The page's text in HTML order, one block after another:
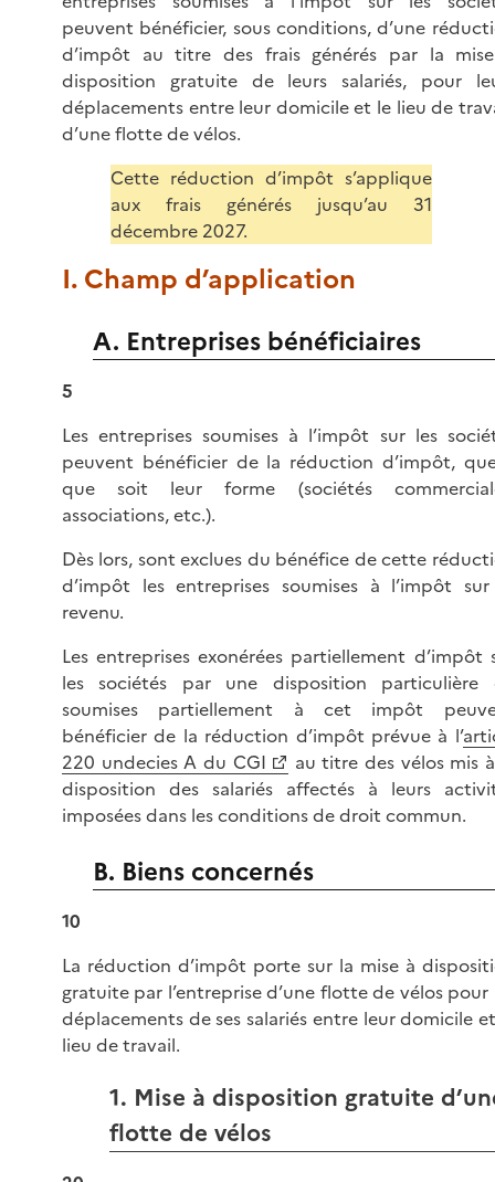
peuvent bénéficier, sous conditions, d’une
d’impôt au titre des frais générés par la
disposition gratuite de leurs salariés, pour
déplacements entre leur domicile et le lieu de
d’une flotte de vélos.
Cette réduction d’impôt s’applique
aux frais générés jusqu’au 31
décembre 2027.
I. Champ d’application
A. Entreprises bénéficiaires
5
Les entreprises soumises à l’impôt sur les
peuvent bénéficier de la réduction d’impôt,
que soit leur forme (sociétés
associations, etc.).
Dès lors, sont exclues du bénéfice de cette
d’impôt les entreprises soumises à l’impôt
revenu.
Les entreprises exonérées partiellement d’impôt
les sociétés par une disposition particulière
soumises partiellement à cet impôt
bénéficier de la réduction d’impôt prévue à l’
220 undecies A du CGI
au titre des vélos mis
disposition des salariés affectés à leurs
imposées dans les conditions de droit commun.
B. Biens concernés
10
La réduction d’impôt porte sur la mise à
gratuite par l’entreprise d’une flotte de vélos pour
déplacements de ses salariés entre leur domicile
lieu de travail.
1. Mise à disposition gratuite
flotte de vélos